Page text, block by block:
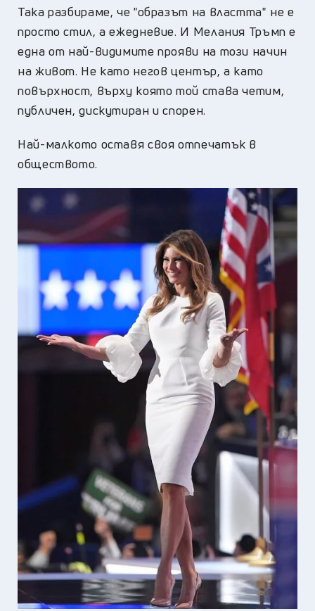
Така разбираме, че "образът на властта" не е
просто стил, а ежедневие. И Мелания Тръмп е
една от най-видимите прояви на този начин
на живот. Не като негов център, а като
повърхност, върху която той става четим,
публичен, дискутиран и спорен.
Най-малкото оставя своя отпечатък в
обществото.